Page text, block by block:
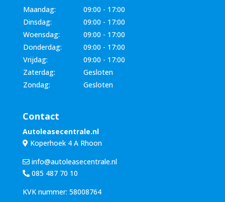
Maandag:
09:00 - 17:00
Dinsdag:
09:00 - 17:00
Woensdag:
09:00 - 17:00
Donderdag:
09:00 - 17:00
Vrijdag:
09:00 - 17:00
Zaterdag:
Gesloten
Zondag:
Gesloten
Contact
Autoleasecentrale.nl
Koperhoek 4 A Rhoon
info@autoleasecentrale.nl
085 487 70 10
KVK nummer: 58008764